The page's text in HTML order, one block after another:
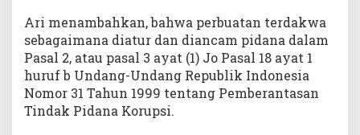
Ari menambahkan, bahwa perbuatan terdakwa
sebagaimana diatur dan diancam pidana dalam
Pasal 2, atau pasal 3 ayat (1) Jo Pasal 18 ayat 1
huruf b Undang-Undang Republik Indonesia
Nomor 31 Tahun 1999 tentang Pemberantasan
Tindak Pidana Korupsi.